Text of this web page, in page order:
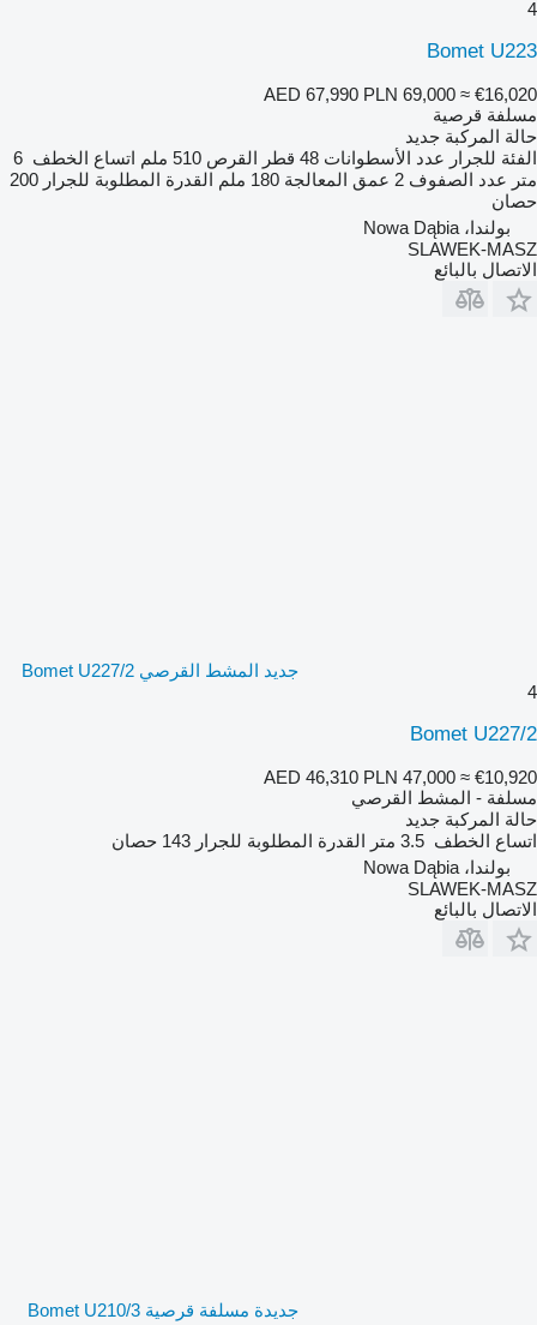
4
Bomet U223
AED 67,990 PLN 69,000 ≈ €16,020
مسلفة قرصية
حالة المركبة جديد
الفئة للجرار عدد الأسطوانات 48 قطر القرص 510 ملم اتساع الخطف 6
متر عدد الصفوف 2 عمق المعالجة 180 ملم القدرة المطلوبة للجرار 200
حصان
بولندا، Nowa Dąbia
SLAWEK-MASZ
الاتصال بالبائع
جديد المشط القرصي Bomet U227/2
4
Bomet U227/2
AED 46,310 PLN 47,000 ≈ €10,920
مسلفة - المشط القرصي
حالة المركبة جديد
اتساع الخطف 3.5 متر القدرة المطلوبة للجرار 143 حصان
بولندا، Nowa Dąbia
SLAWEK-MASZ
الاتصال بالبائع
جديدة مسلفة قرصية Bomet U210/3